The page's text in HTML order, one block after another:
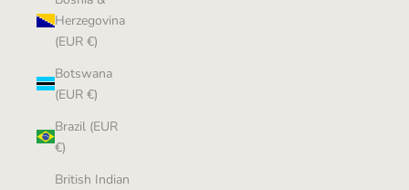
Herzegovina
(EUR €)
Botswana
(EUR €)
Brazil (EUR
€)
British Indian